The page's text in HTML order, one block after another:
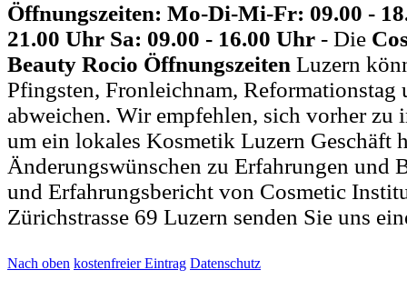
Öffnungszeiten: Mo-Di-Mi-Fr: 09.00 -
21.00 Uhr Sa: 09.00 - 16.00 Uhr - Die
Beauty Rocio Öffnungszeiten Luzern
Pfingsten, Fronleichnam,
abweichen. Wir empfehlen, sich vorher zu
um ein lokales Kosmetik Luzern Geschäft
Änderungswünschen zu Erfahrungen und
und Erfahrungsbericht von Cosmetic
Zürichstrasse 69 Luzern senden Sie uns
Nach oben kostenfreier Eintrag Datenschutz